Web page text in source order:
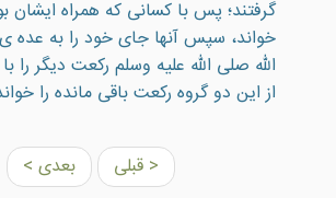
گرفتند؛ پس با کسانی که همراه ایشان
خواند، سپس آنها جای خود را به عده
الله صلی الله علیه وسلم رکعت دیگر را
از این دو گروه رکعت باقی مانده را
< قبلی بعدی >